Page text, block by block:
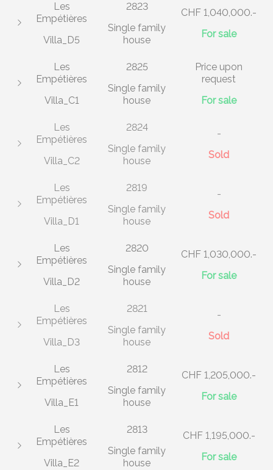
Les
Empétières
Villa_D5
2823
Single family
house
CHF 1,040,000.-
For sale
Les
Empétières
Villa_C1
2825
Single family
house
Price upon
request
For sale
Les
Empétières
Villa_C2
2824
Single family
house
-
Sold
Les
Empétières
Villa_D1
2819
Single family
house
-
Sold
Les
Empétières
Villa_D2
2820
Single family
house
CHF 1,030,000.-
For sale
Les
Empétières
Villa_D3
2821
Single family
house
-
Sold
Les
Empétières
Villa_E1
2812
Single family
house
CHF 1,205,000.-
For sale
Les
Empétières
Villa_E2
2813
Single family
house
CHF 1,195,000.-
For sale